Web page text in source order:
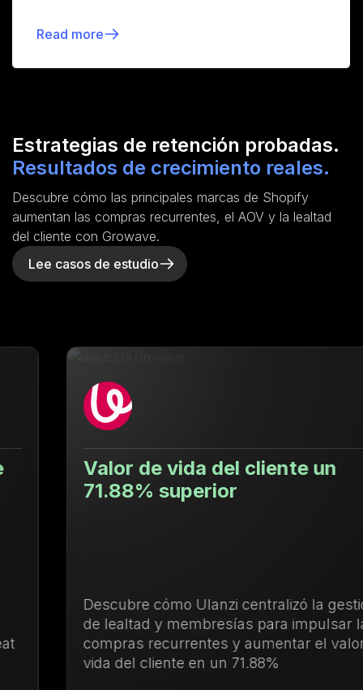
Read more
Estrategias de retención probadas.
Resultados de crecimiento reales.
Descubre cómo las principales marcas de Shopify
aumentan las compras recurrentes, el AOV y la lealtad
del cliente con Growave.
Lee casos de estudio
Valor de vida del cliente un
71.88% superior
Descubre cómo Ulanzi centralizó la gestión
de lealtad y membresías para impulsar las
compras recurrentes y aumentar el valor de
vida del cliente en un 71.88%